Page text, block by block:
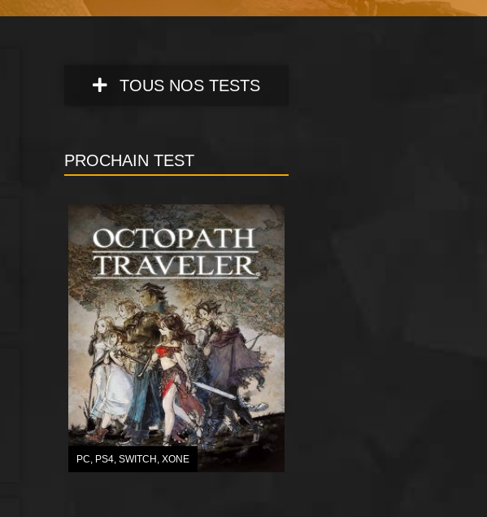
TOUS NOS TESTS
PROCHAIN TEST
PC, PS4, SWITCH , XONE